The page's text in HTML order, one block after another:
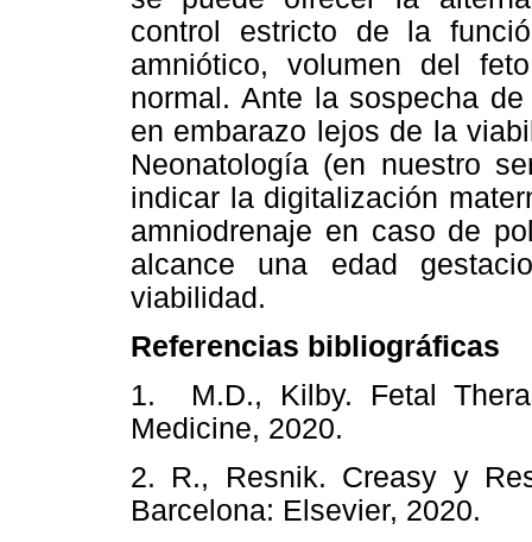
control estricto de la
amniótico, volumen del
normal. Ante la sospecha
en embarazo lejos de la
Neonatología (en nuestro
indicar la digitalización
amniodrenaje en caso de
alcance una edad
viabilidad.
Referencias bibliográficas
1. M.D., Kilby. Fetal
Medicine, 2020.
2. R., Resnik. Creasy y
Barcelona: Elsevier, 2020.